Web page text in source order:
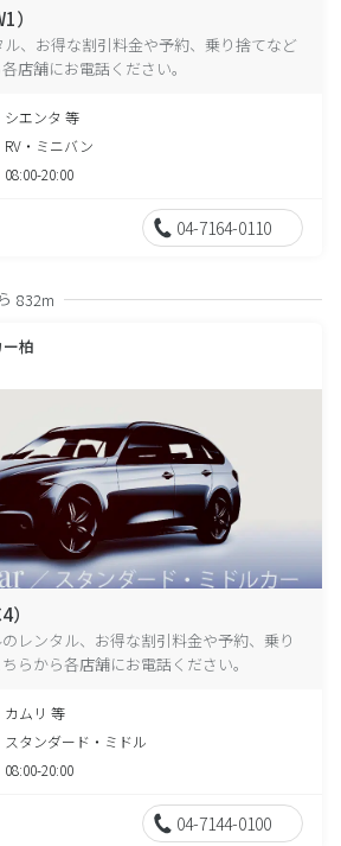
）
ル、お得な割引料金や予約、乗り捨てなど
店舗にお電話ください。
シエンタ 等
RV・ミニバン
08:00-20:00
04-7164-0110
832m
柏
レンタル、お得な割引料金や予約、乗り
らから各店舗にお電話ください。
カムリ 等
スタンダード・ミドル
08:00-20:00
04-7144-0100